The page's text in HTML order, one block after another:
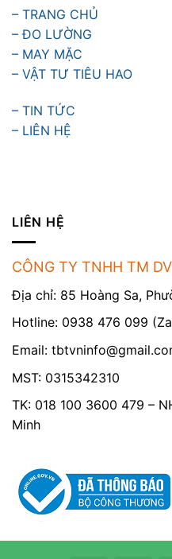
– TRANG CHỦ
– ĐO LƯỜNG
– MAY MẶC
– VẬT TƯ TIÊU HAO
– TIN TỨC
– LIÊN HỆ
LIÊN HỆ
CÔNG TY TNHH TM
Địa chỉ: 85 Hoàng Sa,
Hotline: 0938 476 099
Email:
MST: 0315342310
TK: 018 100 3600 479 –
Minh